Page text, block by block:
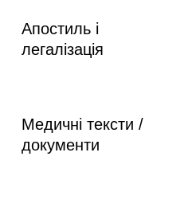
Апостиль і
легалізація
Медичні тексти /
документи